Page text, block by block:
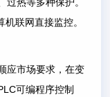
热等多种保护。
联网直接监控。
市场要求，在变
可编程序控制